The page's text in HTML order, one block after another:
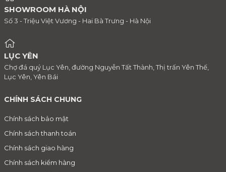
SHOWROOM HÀ NỘI
Số 3 - Triệu Việt Vương - Hai Bà Trưng - Hà Nội
LỤC YÊN
Chợ đá quý Lục Yên, đường Nguyễn Tất Thành, Thị trấn Yên Thế,
Lục Yên, Yên Bái
CHÍNH SÁCH CHUNG
Chính sách bảo mật
Chính sách thanh toán
Chính sách giao hàng
Chính sách kiểm hàng